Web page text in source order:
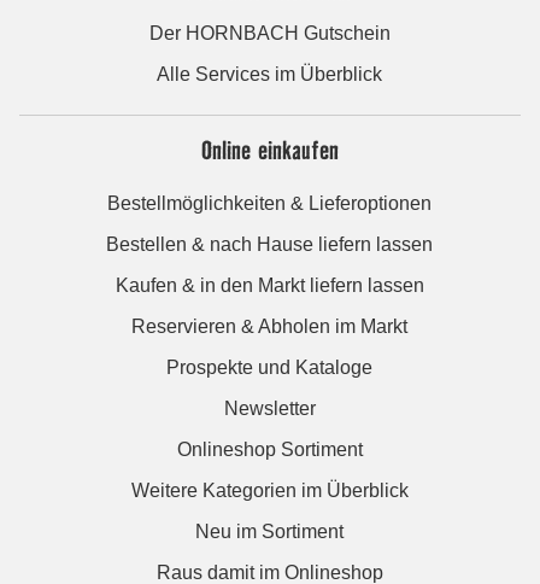
Der HORNBACH Gutschein
Alle Services im Überblick
Online einkaufen
Bestellmöglichkeiten & Lieferoptionen
Bestellen & nach Hause liefern lassen
Kaufen & in den Markt liefern lassen
Reservieren & Abholen im Markt
Prospekte und Kataloge
Newsletter
Onlineshop Sortiment
Weitere Kategorien im Überblick
Neu im Sortiment
Raus damit im Onlineshop